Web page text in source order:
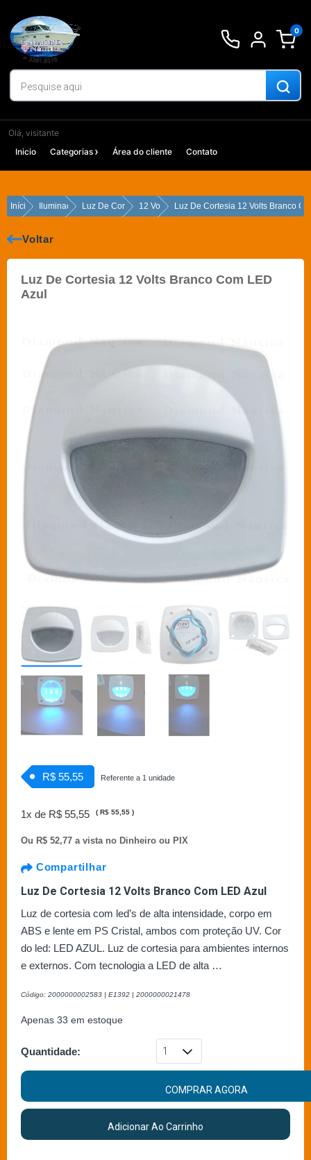
para
conteúdo
0
Olá, visitante
Inicio
Categorias Área do cliente Contato
Início Iluminação Luz De Cortesia12 Volts Luz De Cortesia 12 Volts Branco
Voltar
Luz De Cortesia 12 Volts Branco Com LED
Azul
R$ 55,55 Referente a 1 unidade
1x de R$ 55,55 ( R$ 55,55 )
Ou R$ 52,77 a vista no Dinheiro ou PIX
Compartilhar
Luz De Cortesia 12 Volts Branco Com LED Azul
Luz de cortesia com led’s de alta intensidade, corpo em
ABS e lente em PS Cristal, ambos com proteção UV. Cor
do led: LED AZUL. Luz de cortesia para ambientes internos
e externos. Com tecnologia a LED de alta …
Código: 2000000002583 | E1392 | 2000000021478
Apenas 33 em estoque
Quantidade:
COMPRAR AGORA
Adicionar Ao Carrinho